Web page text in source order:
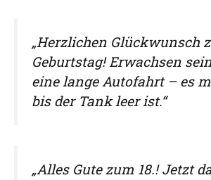
„Herzlichen Glückwunsch
Geburtstag! Erwachsen
eine lange Autofahrt – es
bis der Tank leer ist.“
„Alles Gute zum 18.! Jetzt